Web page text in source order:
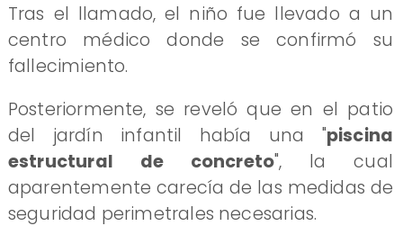
Tras el llamado, el niño fue llevado a un
centro médico donde se confirmó su
fallecimiento.
Posteriormente, se reveló que en el patio
del jardín infantil había una "piscina
estructural de concreto", la cual
aparentemente carecía de las medidas de
seguridad perimetrales necesarias.